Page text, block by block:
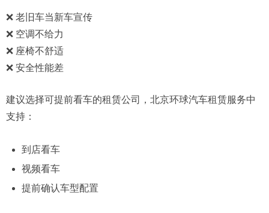
❌ 老旧车当新车宣传
❌ 空调不给力
❌ 座椅不舒适
❌ 安全性能差
建议选择可提前看车的租赁公司，北京环球汽车租赁服务中
支持：
到店看车
视频看车
提前确认车型配置